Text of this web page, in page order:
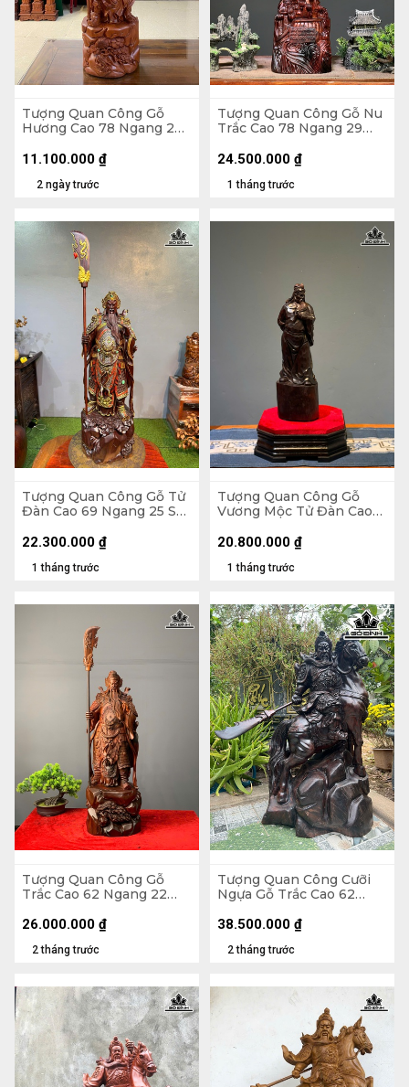
Tượng Quan Công Gỗ
Hương Cao 78 Ngang 27
2 ngày trước
11.100.000 ₫
Tượng Quan Công Gỗ Nu
Trắc Cao 78 Ngang 29
1 tháng trước
24.500.000 ₫
Tượng Quan Công Gỗ Tử
Đàn Cao 69 Ngang 25 Sâu
1 tháng trước
22.300.000 ₫
Tượng Quan Công Gỗ
Vương Mộc Tử Đàn Cao
1 tháng trước
20.800.000 ₫
Tượng Quan Công Gỗ
Trắc Cao 62 Ngang 22
2 tháng trước
26.000.000 ₫
Tượng Quan Công Cưỡi
Ngựa Gỗ Trắc Cao 62
2 tháng trước
38.500.000 ₫